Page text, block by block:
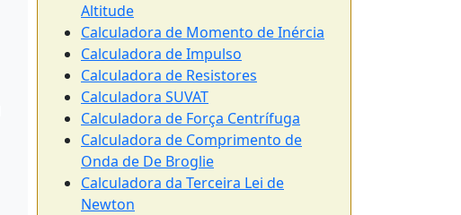
Altitude
Calculadora de Momento de Inércia
Calculadora de Impulso
Calculadora de Resistores
Calculadora SUVAT
Calculadora de Força Centrífuga
Calculadora de Comprimento de
Onda de De Broglie
Calculadora da Terceira Lei de
Newton